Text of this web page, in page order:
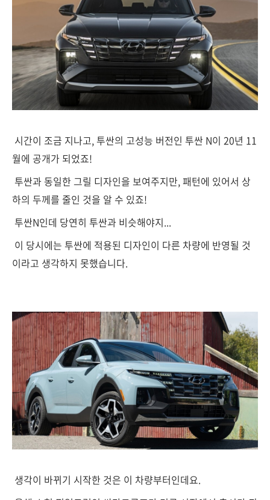
시간이 조금 지나고, 투싼의 고성능 버전인 투싼 N이 20년 11
월에 공개가 되었죠!
투싼과 동일한 그릴 디자인을 보여주지만, 패턴에 있어서 상
하의 두께를 줄인 것을 알 수 있죠!
투싼N인데 당연히 투싼과 비슷해야지...
이 당시에는 투싼에 적용된 디자인이 다른 차량에 반영될 것
이라고 생각하지 못했습니다.
생각이 바뀌기 시작한 것은 이 차량부터인데요.